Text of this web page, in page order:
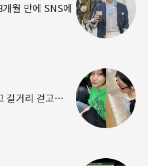
개월 만에 SNS에
길거리 걷고…